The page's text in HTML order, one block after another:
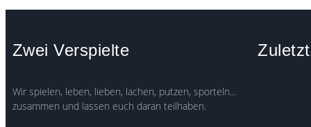
Zwei Verspielte
Wir spielen, leben, lieben, lachen, putzen, sporteln...
zusammen und lassen euch daran teilhaben.